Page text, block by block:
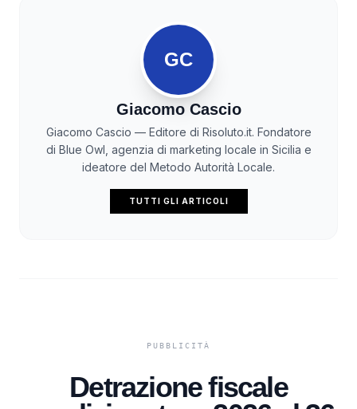
GC
Giacomo Cascio
Giacomo Cascio — Editore di Risoluto.it. Fondatore
di Blue Owl, agenzia di marketing locale in Sicilia e
ideatore del Metodo Autorità Locale.
TUTTI GLI ARTICOLI
Detrazione fiscale